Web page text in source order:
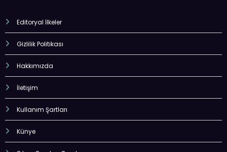
Editoryal İlkeler
Gizlilik Politikası
Hakkımızda
İletişim
Kullanım Şartları
Künye